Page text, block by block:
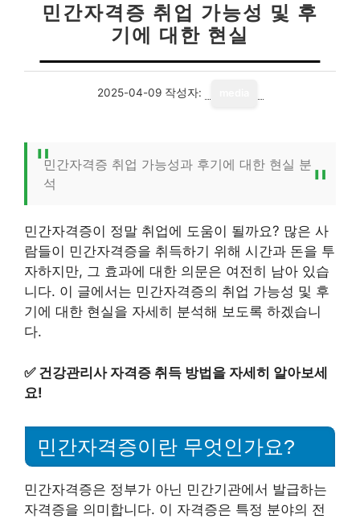
민간자격증 취업 가능성 및 후
기에 대한 현실
2025-04-09 작성자:
민간자격증 취업 가능성과 후기에 대한 현실 분
석
민간자격증이 정말 취업에 도움이 될까요? 많은 사
람들이 민간자격증을 취득하기 위해 시간과 돈을 투
자하지만, 그 효과에 대한 의문은 여전히 남아 있습
니다. 이 글에서는 민간자격증의 취업 가능성 및 후
기에 대한 현실을 자세히 분석해 보도록 하겠습니
다.
✅ 건강관리사 자격증 취득 방법을 자세히 알아보세
요!
민간자격증이란 무엇인가요?
민간자격증은 정부가 아닌 민간기관에서 발급하는
자격증을 의미합니다. 이 자격증은 특정 분야의 전